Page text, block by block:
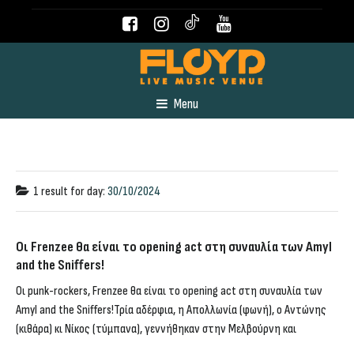
Menu
1 result forday: 30/10/2024
Οι Frenzee θα είναι το opening act στη συναυλία των Amyl
and the Sniffers!
Οι punk-rockers, Frenzee θα είναι το opening act στη συναυλία των
Amyl and the Sniffers!Τρία αδέρφια, η Απολλωνία (φωνή), ο Αντώνης
(κιθάρα) κι Νίκος (τύμπανα), γεννήθηκαν στην Μελβούρνη και